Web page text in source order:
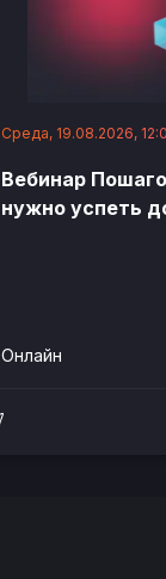
Среда, 19.08.2026,
Вебинар
нужно успеть
Онлайн